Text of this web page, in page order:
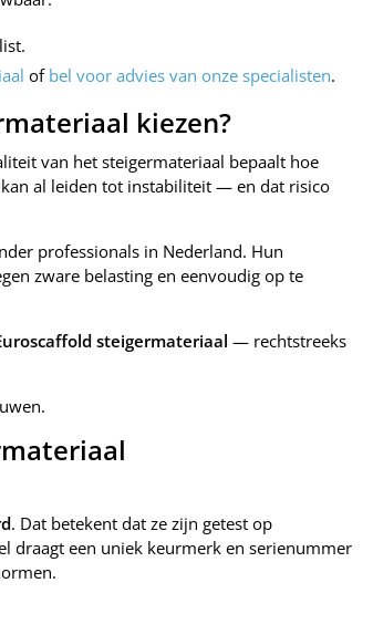
of bel voor advies van onze specialisten.
kiezen?
van het steigermateriaal bepaalt hoe
al leiden tot instabiliteit — en dat risico
professionals in Nederland. Hun
zware belasting en eenvoudig op te
steigermateriaal — rechtstreeks
. Dat betekent dat ze zijn getest op
draagt een uniek keurmerk en serienummer